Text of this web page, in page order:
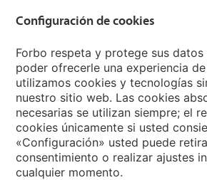
Forbo Flooring Systems
Forbo Movement Systems
Selecciona un país
Configuración de cookies
Forbo respeta y protege sus datos
poder ofrecerle una experiencia
utilizamos cookies y tecnologías
nuestro sitio web. Las cookies
necesarias se utilizan siempre; el
cookies únicamente si usted
«Configuración» usted puede
consentimiento o realizar ajustes
cualquier momento.